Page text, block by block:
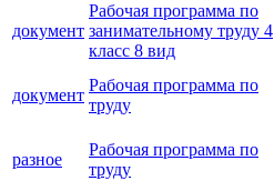
документ
Рабочая программа по
занимательному труду 4
класс 8 вид
документ
Рабочая программа по
труду
разное
Рабочая программа по
труду